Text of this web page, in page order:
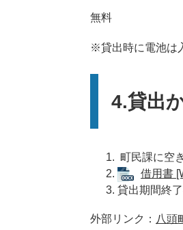
無料
※貸出時に電池は
4.貸出
町民課に空
借用書
貸出期間終了
外部リンク： 八頭